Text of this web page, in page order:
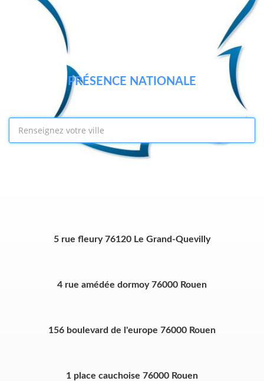
PRÉSENCE NATIONALE
5 rue fleury 76120 Le Grand-Quevilly
4 rue amédée dormoy 76000 Rouen
156 boulevard de l'europe 76000 Rouen
1 place cauchoise 76000 Rouen